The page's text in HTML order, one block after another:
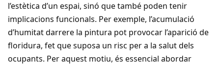
l’estètica d’un espai, sinó que també poden tenir
implicacions funcionals. Per exemple, l’acumulació
d’humitat darrere la pintura pot provocar l’aparició de
floridura, fet que suposa un risc per a la salut dels
ocupants. Per aquest motiu, és essencial abordar